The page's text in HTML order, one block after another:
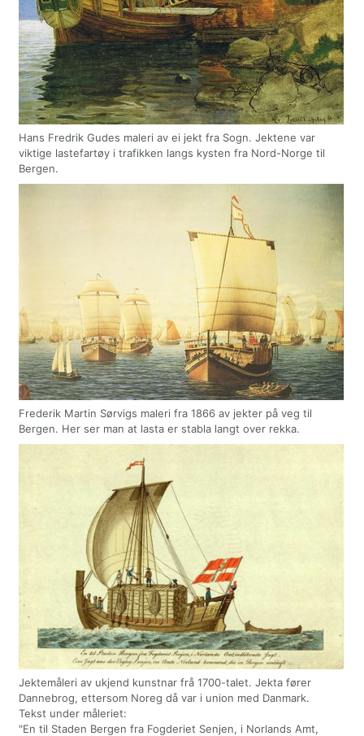
Hans Fredrik Gudes maleri av ei jekt fra Sogn. Jektene var
viktige lastefartøy i trafikken langs kysten fra Nord-Norge til
Bergen.
Frederik Martin Sørvigs maleri fra 1866 av jekter på veg til
Bergen. Her ser man at lasta er stabla langt over rekka.
Jektemåleri av ukjend kunstnar frå 1700-talet. Jekta fører
Dannebrog, ettersom Noreg då var i union med Danmark.
Tekst under måleriet:
"En til Staden Bergen fra Fogderiet Senjen, i Norlands Amt,